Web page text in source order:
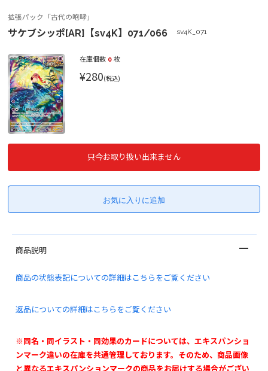
拡張パック「古代の咆哮」
サケブシッポ[AR]【sv4K】071/066 sv4K_071
在庫個数 0 枚
¥280(税込)
只今お取り扱い出来ません
商品説明
商品の状態表記についての詳細はこちらをご覧ください
返品についての詳細はこちらをご覧ください
※同名・同イラスト・同効果のカードについては、エキスパンショ
ンマーク違いの在庫を共通管理しております。そのため、商品画像
と異なるエキスパンションマークの商品をお届けする場合がござい